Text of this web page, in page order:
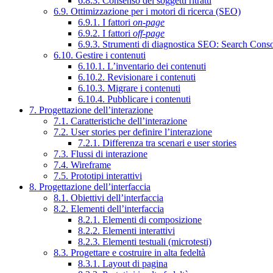
6.9. Ottimizzazione per i motori di ricerca (SEO)
6.9.1. I fattori on-page
6.9.2. I fattori off-page
6.9.3. Strumenti di diagnostica SEO: Search
6.10. Gestire i contenuti
6.10.1. L’inventario dei contenuti
6.10.2. Revisionare i contenuti
6.10.3. Migrare i contenuti
6.10.4. Pubblicare i contenuti
7. Progettazione dell’interazione
7.1. Caratteristiche dell’interazione
7.2. User stories per definire l’interazione
7.2.1. Differenza tra scenari e user stories
7.3. Flussi di interazione
7.4. Wireframe
7.5. Prototipi interattivi
8. Progettazione dell’interfaccia
8.1. Obiettivi dell’interfaccia
8.2. Elementi dell’interfaccia
8.2.1. Elementi di composizione
8.2.2. Elementi interattivi
8.2.3. Elementi testuali (microtesti)
8.3. Progettare e costruire in alta fedeltà
8.3.1. Layout di pagina